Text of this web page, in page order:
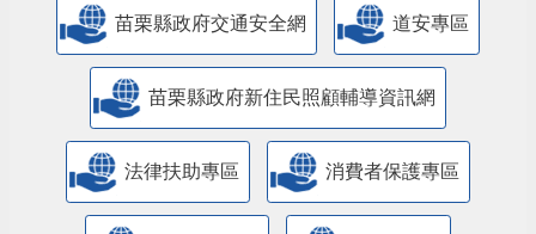
苗栗縣政府交通安全網 道安專區
苗栗縣政府新住民照顧輔導資訊網
法律扶助專區 消費者保護專區